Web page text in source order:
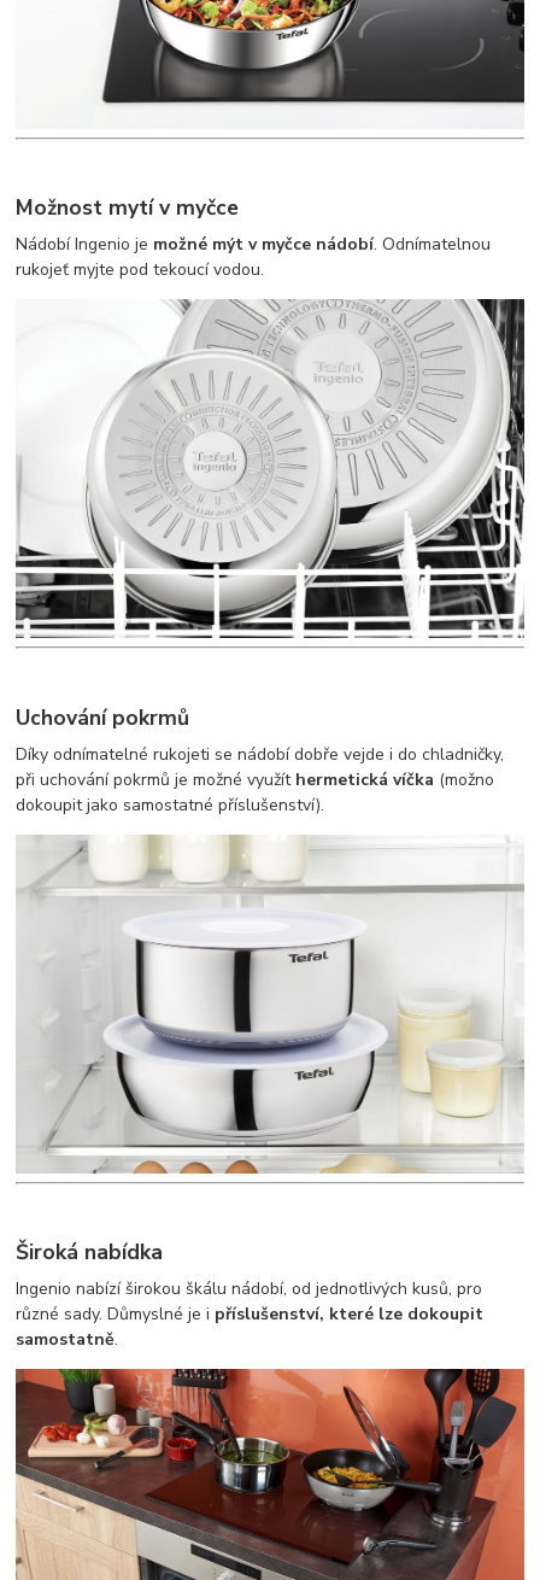
Možnost mytí v myčce
Nádobí Ingenio je možné mýt v myčce nádobí. Odnímatelnou
rukojeť myjte pod tekoucí vodou.
Uchování pokrmů
Díky odnímatelné rukojeti se nádobí dobře vejde i do chladničky,
při uchování pokrmů je možné využít hermetická víčka (možno
dokoupit jako samostatné příslušenství).
Široká nabídka
Ingenio nabízí širokou škálu nádobí, od jednotlivých kusů, pro
různé sady. Důmyslné je i příslušenství, které lze dokoupit
samostatně.